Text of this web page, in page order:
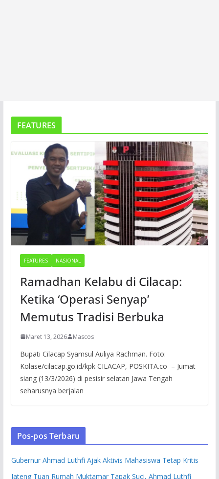
FEATURES
FEATURES NASIONAL
Ramadhan Kelabu di Cilacap:
Ketika ‘Operasi Senyap’
Memutus Tradisi Berbuka
Maret 13, 2026 Mascos
Bupati Cilacap Syamsul Auliya Rachman. Foto:
Kolase/cilacap.go.id/kpk CILACAP, POSKITA.co – Jumat
siang (13/3/2026) di pesisir selatan Jawa Tengah
seharusnya berjalan
Pos-pos Terbaru
Gubernur Ahmad Luthfi Ajak Aktivis Mahasiswa Tetap Kritis
Jateng Tuan Rumah Muktamar Tapak Suci, Ahmad Luthfi